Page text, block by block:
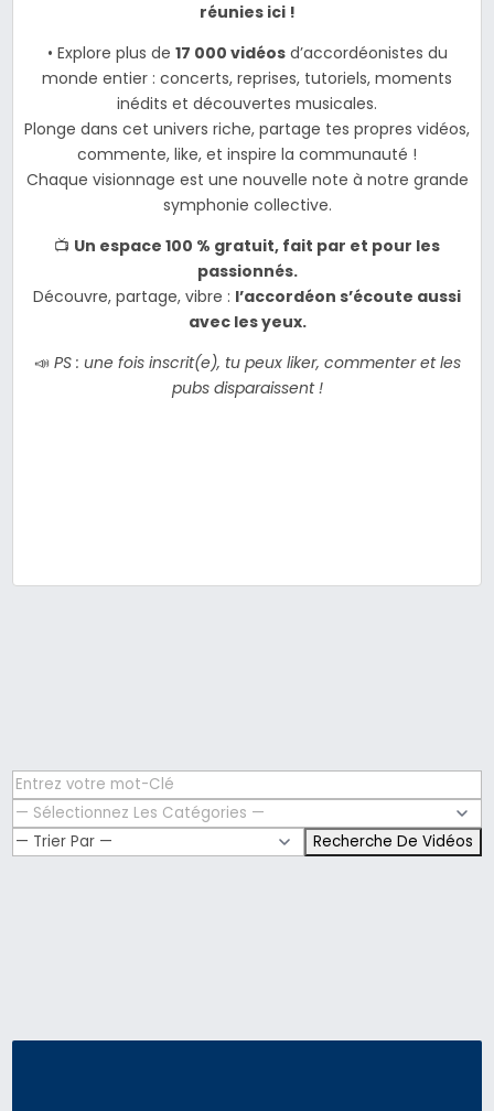
réunies ici !
• Explore plus de 17 000 vidéosd’accordéonistes du
monde entier : concerts, reprises, tutoriels, moments
inédits et découvertes musicales.
Plonge dans cet univers riche, partage tes propres vidéos,
commente, like, et inspire la communauté !
Chaque visionnage est une nouvelle note à notre grande
symphonie collective.
📺 Un espace 100 % gratuit, fait par et pour les
passionnés.
Découvre, partage, vibre : l’accordéon s’écoute aussi
avec les yeux.
📣 PS : une fois inscrit(e), tu peux liker, commenter et les
pubs disparaissent !